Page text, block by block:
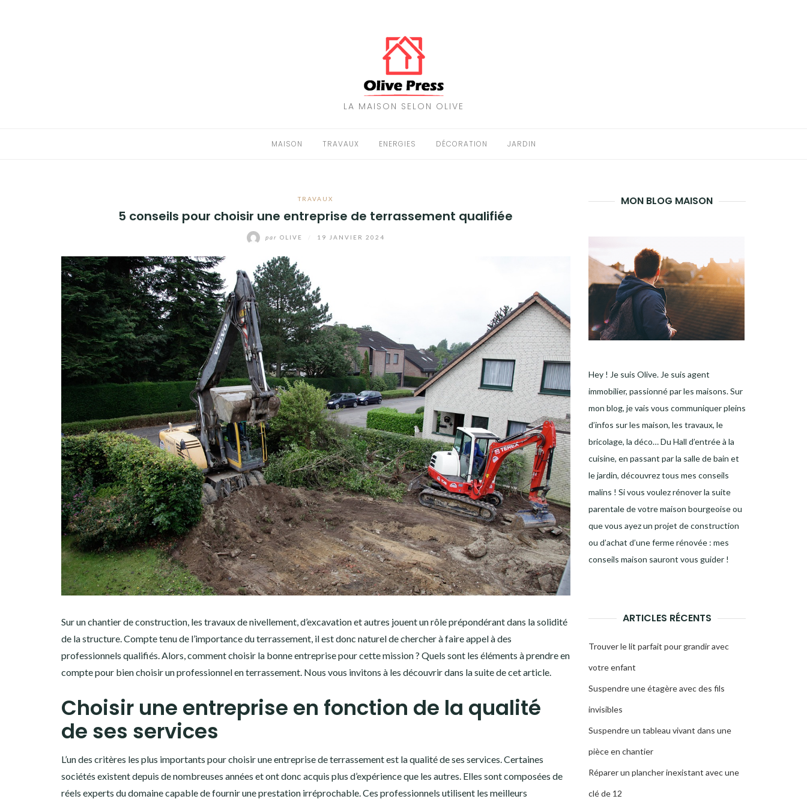
LA MAISON SELON OLIVE
MAISON TRAVAUX ENERGIES DÉCORATION JARDIN
TRAVAUX
5 conseils pour choisir une entreprise de terrassement qualifiée
par OLIVE 19 JANVIER 2024
Sur un chantier de construction, les travaux de nivellement, d’excavation et autres jouent un rôle prépondérant dans la solidité
de la structure. Compte tenu de l’importance du terrassement, il est donc naturel de chercher à faire appel à des
professionnels qualifiés. Alors, comment choisir la bonne entreprise pour cette mission ? Quels sont les éléments à prendre en
compte pour bien choisir un professionnel en terrassement. Nous vous invitons à les découvrir dans la suite de cet article.
Choisir une entreprise en fonction de la qualité
de ses services
L’un des critères les plus importants pour choisir une entreprise de terrassement est la qualité de ses services. Certaines
sociétés existent depuis de nombreuses années et ont donc acquis plus d’expérience que les autres. Elles sont composées de
réels experts du domaine capable de fournir une prestation irréprochable. Ces professionnels utilisent les meilleurs
MON BLOG MAISON
Hey ! Je suis Olive. Je suis agent
immobilier, passionné par les maisons. Sur
mon blog, je vais vous communiquer pleins
d’infos sur les maison, les travaux, le
bricolage, la déco… Du Hall d’entrée à la
cuisine, en passant par la salle de bain et
le jardin, découvrez tous mes conseils
malins ! Si vous voulez rénover la suite
parentale de votre maison bourgeoise ou
que vous ayez un projet de construction
ou d’achat d’une ferme rénovée : mes
conseils maison sauront vous guider !
ARTICLES RÉCENTS
Trouver le lit parfait pour grandir avec
votre enfant
Suspendre une étagère avec des fils
invisibles
Suspendre un tableau vivant dans une
pièce en chantier
Réparer un plancher inexistant avec une
clé de 12